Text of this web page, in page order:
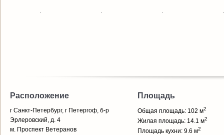
Расположение
г Санкт-Петербург, г Петергоф, б-р
Эрлеровский, д. 4
м. Проспект Ветеранов
Площадь
Общая площадь: 102 м2
Жилая площадь: 14.1 м2
Площадь кухни: 9.6 м2